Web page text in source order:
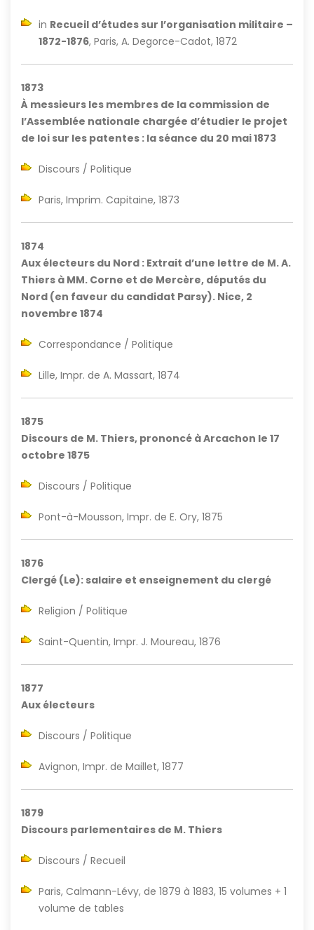
in Recueil d’études sur l’organisation militaire –
1872-1876, Paris, A. Degorce-Cadot, 1872
1873
À messieurs les membres de la commission de
l’Assemblée nationale chargée d’étudier le projet
de loi sur les patentes : la séance du 20 mai 1873
Discours / Politique
Paris, Imprim. Capitaine, 1873
1874
Aux électeurs du Nord : Extrait d’une lettre de M. A.
Thiers à MM. Corne et de Mercère, députés du
Nord (en faveur du candidat Parsy). Nice, 2
novembre 1874
Correspondance / Politique
Lille, Impr. de A. Massart, 1874
1875
Discours de M. Thiers, prononcé à Arcachon le 17
octobre 1875
Discours / Politique
Pont-à-Mousson, Impr. de E. Ory, 1875
1876
Clergé (Le): salaire et enseignement du clergé
Religion / Politique
Saint-Quentin, Impr. J. Moureau, 1876
1877
Aux électeurs
Discours / Politique
Avignon, Impr. de Maillet, 1877
1879
Discours parlementaires de M. Thiers
Discours / Recueil
Paris, Calmann-Lévy, de 1879 à 1883, 15 volumes + 1
volume de tables